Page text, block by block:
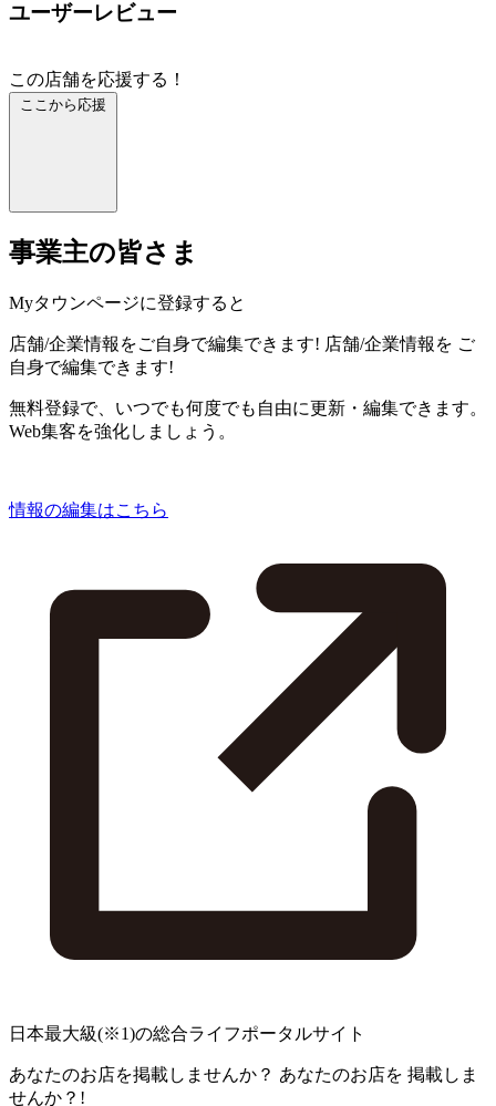
ユーザーレビュー
この店舗を応援する！
ここから応援
事業主の皆さま
Myタウンページに登録すると
店舗/企業情報をご自身で編集できます! 店舗/企業情報を ご
自身で編集できます!
無料登録で、いつでも何度でも自由に更新・編集できます。
Web集客を強化しましょう。
情報の編集はこちら
日本最大級(※1)の総合ライフポータルサイト
あなたのお店を掲載しませんか？ あなたのお店を 掲載しま
せんか？!